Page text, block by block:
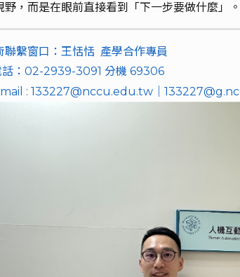
野，而是在眼前直接看到「下一步要做什麼」
聯繫窗口：王恬恬 產學合作專員
話：02-2939-3091 分機 69306
: 133227@nccu.edu.tw｜